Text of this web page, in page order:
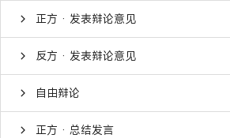
正方 · 发表辩论意见
反方 · 发表辩论意见
自由辩论
正方 · 总结发言